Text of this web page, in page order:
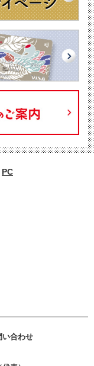
PC
い合わせ